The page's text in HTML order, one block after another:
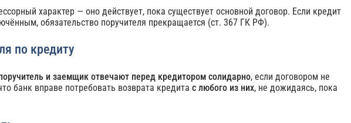
характер — оно действует, пока существует основной договор. Если кредит
обязательство поручителя прекращается (ст. 367 ГК РФ).
по кредиту
и заемщик отвечают перед кредитором солидарно, если договором не
банк вправе потребовать возврата кредита с любого из них, не дожидаясь, пока